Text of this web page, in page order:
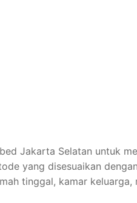
Jakarta Selatan untuk
yang disesuaikan
tinggal, kamar keluarga,